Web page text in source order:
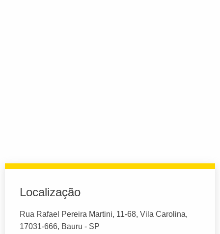
Localização
Rua Rafael Pereira Martini, 11-68, Vila Carolina,
17031-666, Bauru - SP